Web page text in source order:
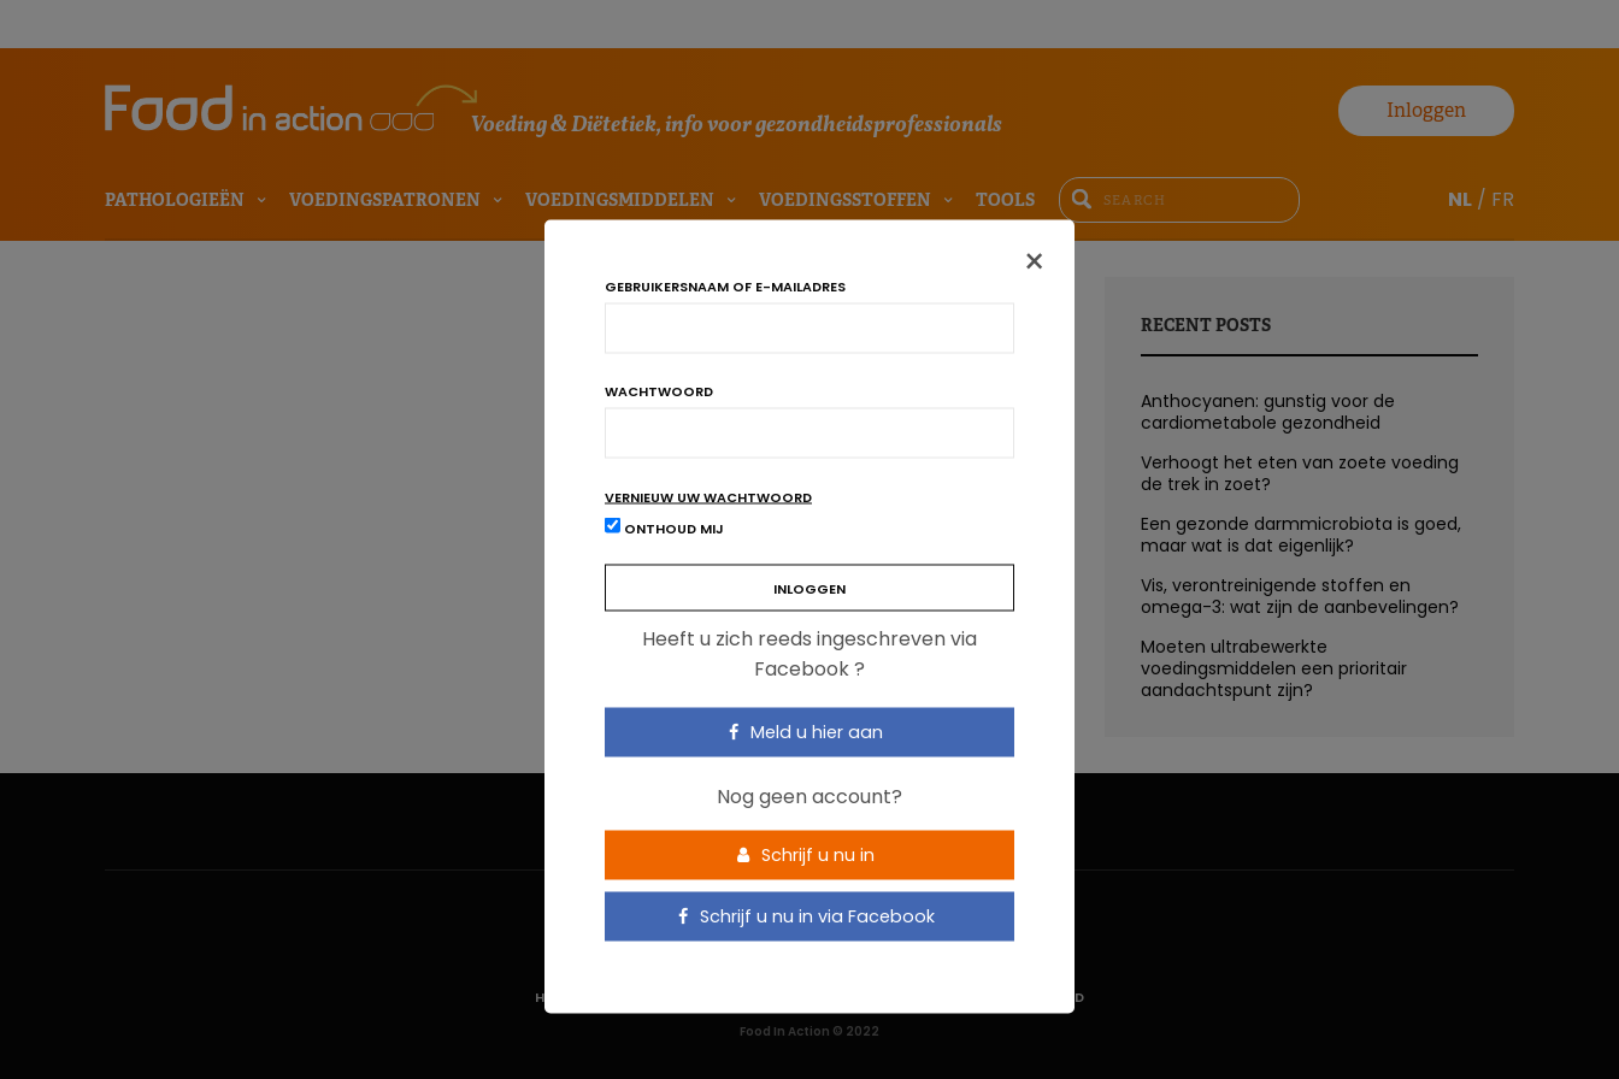
Voeding & Diëtetiek, info voor gezondheidsprofessionals
Inloggen
PATHOLOGIEËN VOEDINGSPATRONEN VOEDINGSMIDDELEN VOEDINGSSTOFFEN TOOLS NL / FR
RECENT POSTS
Anthocyanen: gunstig voor de
cardiometabole gezondheid
Verhoogt het eten van zoete voeding
de trek in zoet?
Een gezonde darmmicrobiota is goed,
maar wat is dat eigenlijk?
Vis, verontreinigende stoffen en
omega-3: wat zijn de aanbevelingen?
Moeten ultrabewerkte
voedingsmiddelen een prioritair
aandachtspunt zijn?
×
GEBRUIKERSNAAM OF E-MAILADRES
WACHTWOORD
VERNIEUW UW WACHTWOORD
ONTHOUD MIJ
Heeft u zich reeds ingeschreven via
Facebook ?
Meld u hier aan
Nog geen account?
Schrijf u nu in
Schrijf u nu in via Facebook
HOME PRIVACYBELEID
Food In Action © 2022